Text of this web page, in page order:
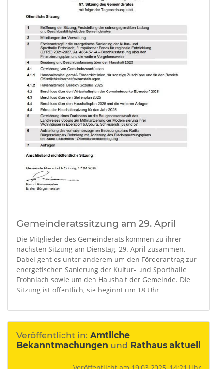
Gemeinderatssitzung am 29. April
Die Mitglieder des Gemeinderats kommen zu ihrer
nächsten Sitzung am Dienstag, 29. April zusammen.
Dabei geht es unter anderem um den Förderantrag zur
energetischen Sanierung der Kultur- und Sporthalle
Frohnlach sowie um den Haushalt der Gemeinde. Die
Sitzung ist öffentlich, sie beginnt um 18 Uhr.
Veröffentlicht in: Amtliche
Bekanntmachungen und Rathaus aktuell
Veröffentlicht am 19.03.2025, 14:21 Uhr